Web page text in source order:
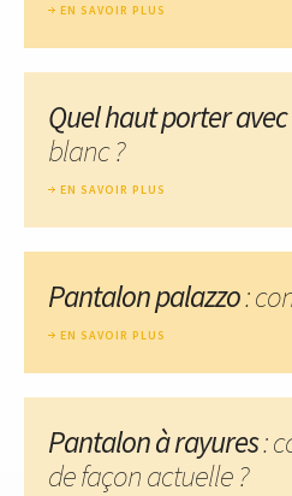
EN SAVOIR PLUS
Quel haut porter avec
blanc ?
EN SAVOIR PLUS
Pantalon palazzo:
EN SAVOIR PLUS
Pantalon à rayures:
de façon actuelle ?